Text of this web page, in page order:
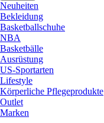
Neuheiten
Bekleidung
Basketballschuhe
NBA
Basketbälle
Ausrüstung
US-Sportarten
Lifestyle
Körperliche Pflegeprodukte
Outlet
Marken